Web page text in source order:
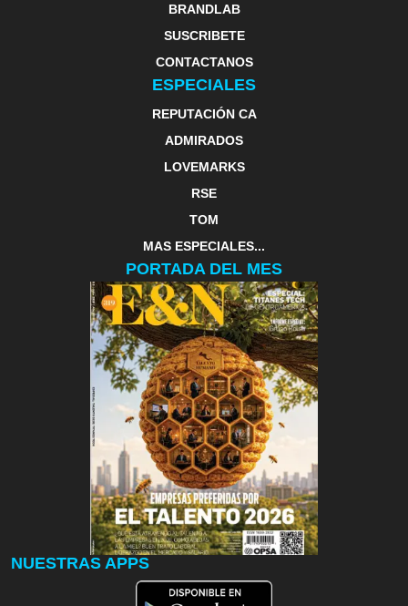
BRANDLAB
SUSCRIBETE
CONTACTANOS
ESPECIALES
REPUTACIÓN CA
ADMIRADOS
LOVEMARKS
RSE
TOM
MAS ESPECIALES...
PORTADA DEL MES
NUESTRAS APPS